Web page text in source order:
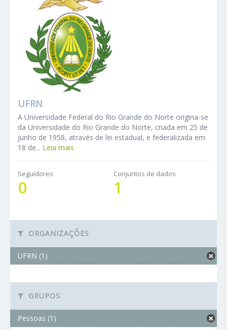
UFRN
A Universidade Federal do Rio Grande do Norte origina-se
da Universidade do Rio Grande do Norte, criada em 25 de
junho de 1958, através de lei estadual, e federalizada em
18 de... Leia mais
Seguidores
0
Conjuntos de dados
1
ORGANIZAÇÕES
UFRN (1)
GRUPOS
Pessoas (1)